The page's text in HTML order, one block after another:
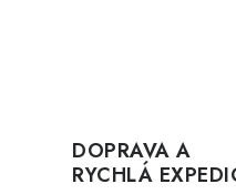
DOPRAVA A
RYCHLÁ